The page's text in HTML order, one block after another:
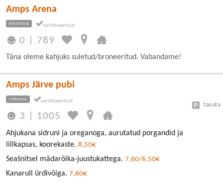
Amps Arena
KRISTIINE
0 789
Täna oleme kahjuks suletud/broneeritud. Vabandame!
Amps Järve pubi
NÕMME
3 1005
tasuta
Ahjukana sidruni ja oreganoga, aurutatud porgandid ja
lillkapsas, koorekaste. 8,50€
Seašnitsel mädarõika-juustukattega. 7,60/6,50€
Kanarull ürdivõiga. 7,60€